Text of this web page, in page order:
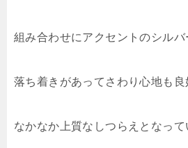
組み合わせにアクセントのシルバ
落ち着きがあってさわり心地も良
なかなか上質なしつらえとなって